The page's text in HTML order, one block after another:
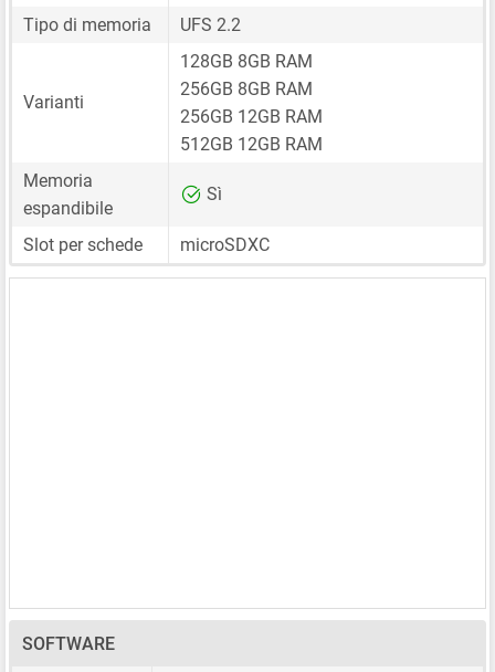
Tipo di memoria UFS 2.2
Varianti
128GB 8GB RAM
256GB 8GB RAM
256GB 12GB RAM
512GB 12GB RAM
Memoria
espandibile
Sì
Slot per schede microSDXC
SOFTWARE